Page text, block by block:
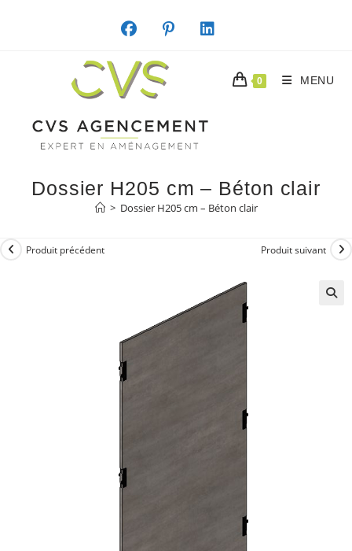
0 MENU
Dossier H205 cm – Béton clair
> Dossier H205 cm – Béton clair
Produit précédent Produit suivant